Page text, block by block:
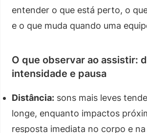
entender o que está perto, o
e o que muda quando uma
O que observar ao assistir:
intensidade e pausa
Distância: sons mais leves
longe, enquanto impactos
resposta imediata no corpo e